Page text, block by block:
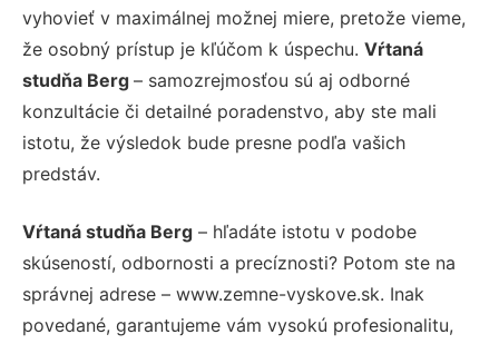
vyhovieť v maximálnej možnej miere, pretože vieme,
že osobný prístup je kľúčom k úspechu. Vŕtaná
studňa Berg – samozrejmosťou sú aj odborné
konzultácie či detailné poradenstvo, aby ste mali
istotu, že výsledok bude presne podľa vašich
predstáv.
Vŕtaná studňa Berg – hľadáte istotu v podobe
skúseností, odbornosti a precíznosti? Potom ste na
správnej adrese – www.zemne-vyskove.sk. Inak
povedané, garantujeme vám vysokú profesionalitu,